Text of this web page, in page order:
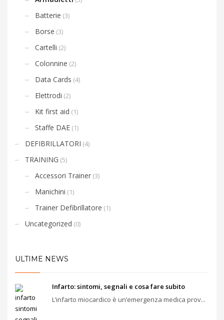
Batterie (3)
Borse (3)
Cartelli (2)
Colonnine (2)
Data Cards (4)
Elettrodi (2)
Kit first aid (1)
Staffe DAE (1)
DEFIBRILLATORI (4)
TRAINING (5)
Accessori Trainer (3)
Manichini (1)
Trainer Defibrillatore (1)
Uncategorized (0)
ULTIME NEWS
Infarto: sintomi, segnali e cosa fare subito
L’infarto miocardico è un’emergenza medica prov...